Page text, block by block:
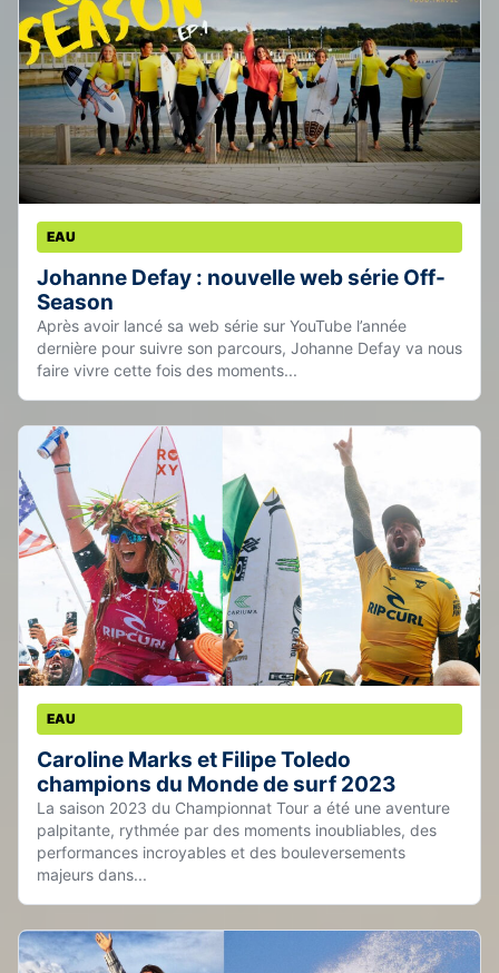
EAU
Johanne Defay : nouvelle web série Off-
Season
Après avoir lancé sa web série sur YouTube l’année
dernière pour suivre son parcours, Johanne Defay va nous
faire vivre cette fois des moments...
EAU
Caroline Marks et Filipe Toledo
champions du Monde de surf 2023
La saison 2023 du Championnat Tour a été une aventure
palpitante, rythmée par des moments inoubliables, des
performances incroyables et des bouleversements
majeurs dans...